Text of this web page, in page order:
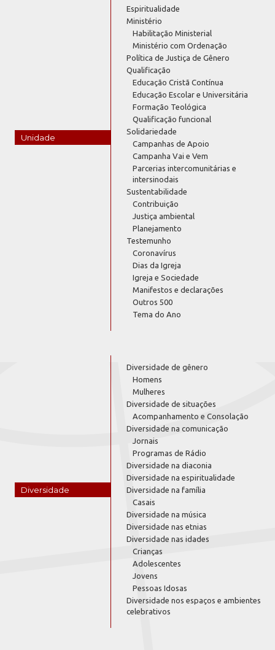
Unidade
Espiritualidade
Ministério
Habilitação Ministerial
Ministério com Ordenação
Política de Justiça de Gênero
Qualificação
Educação Cristã Contínua
Educação Escolar e Universitária
Formação Teológica
Qualificação funcional
Solidariedade
Campanhas de Apoio
Campanha Vai e Vem
Parcerias intercomunitárias e
intersinodais
Sustentabilidade
Contribuição
Justiça ambiental
Planejamento
Testemunho
Coronavírus
Dias da Igreja
Igreja e Sociedade
Manifestos e declarações
Outros 500
Tema do Ano
Diversidade
Diversidade de gênero
Homens
Mulheres
Diversidade de situações
Acompanhamento e Consolação
Diversidade na comunicação
Jornais
Programas de Rádio
Diversidade na diaconia
Diversidade na espiritualidade
Diversidade na família
Casais
Diversidade na música
Diversidade nas etnias
Diversidade nas idades
Crianças
Adolescentes
Jovens
Pessoas Idosas
Diversidade nos espaços e ambientes
celebrativos